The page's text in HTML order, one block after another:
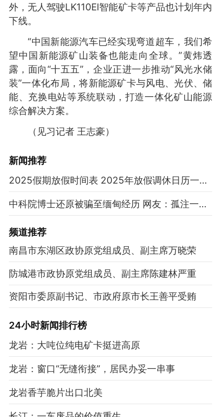
外，无人驾驶LK110EI智能矿卡等产品也计划年内
下线。
“中国新能源汽车已经实现弯道超车，我们希
望中国新能源矿山装备也能走向全球。”黄炜透
露，面向“十五五”，企业正进一步推动“风光水储
装”一体化布局，将新能源矿卡与风电、光伏、储
能、充换电站等系统联动，打造一体化矿山能源
综合解决方案。
（见习记者 王志豪）
新闻推荐
2025假期放假时间表 2025年放假调休日历一览表
中科院博士还原被骗至缅甸经历 网友：孤注一掷现实版
频道推荐
南昌市东湖区政协原党组成员、副主席万晓荣
防城港市政协原党组成员、副主席陈建林严重
资阳市委原副书记、市政府原市长王善平受贿
24小时新闻排行榜
龙岩：大吨位纯电矿卡挺进高原
龙岩：窗口“无缝衔接”，居民办妥一串事
龙岩香芋脆片出口北美